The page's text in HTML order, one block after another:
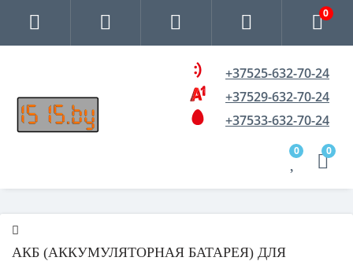
0
+37525-632-70-24
+37529-632-70-24
+37533-632-70-24
0 0
АКБ (АККУМУЛЯТОРНАЯ БАТАРЕЯ) ДЛЯ